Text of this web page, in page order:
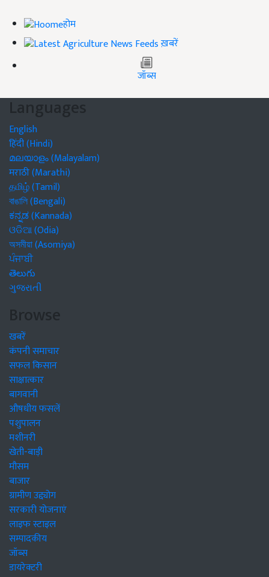
होम
ख़बरें
जॉब्स
Languages
English
हिंदी (Hindi)
മലയാളം (Malayalam)
मराठी (Marathi)
தமிழ் (Tamil)
বাঙালি (Bengali)
ಕನ್ನಡ (Kannada)
ଓଡିଆ (Odia)
অসমীয়া (Asomiya)
ਪੰਜਾਬੀ
తెలుగు
ગુજરાતી
Browse
खबरें
कंपनी समाचार
सफल किसान
साक्षात्कार
बागवानी
औषधीय फसलें
पशुपालन
मशीनरी
खेती-बाड़ी
मौसम
बाजार
ग्रामीण उद्द्योग
सरकारी योजनाएं
लाइफ स्टाइल
सम्पादकीय
जॉब्स
डायरेक्टरी